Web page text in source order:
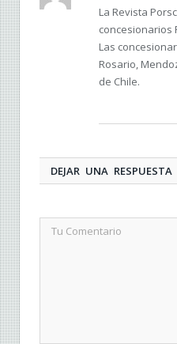
La Revista
concesionarios
Las
Rosario,
de Chile.
DEJAR UNA RESPUESTA